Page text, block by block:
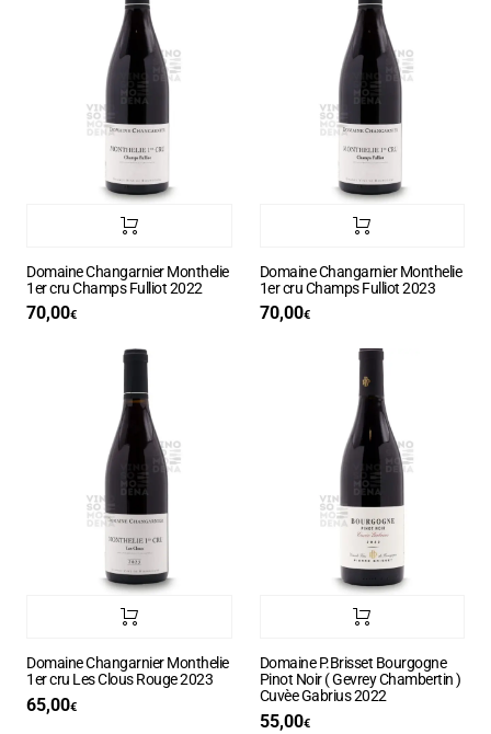
Domaine Changarnier Monthelie
1er cru Champs Fulliot 2022
70,00€
Domaine Changarnier Monthelie
1er cru Champs Fulliot 2023
70,00€
Domaine Changarnier Monthelie
1er cru Les Clous Rouge 2023
65,00€
Domaine P.Brisset Bourgogne
Pinot Noir ( Gevrey Chambertin )
Cuvèe Gabrius 2022
55,00€